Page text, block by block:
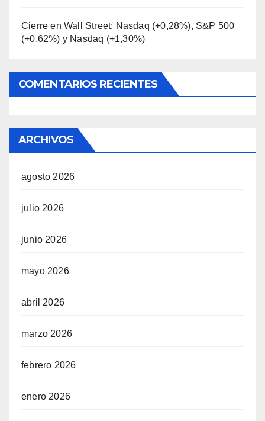
Cierre en Wall Street: Nasdaq (+0,28%), S&P 500
(+0,62%) y Nasdaq (+1,30%)
COMENTARIOS RECIENTES
ARCHIVOS
agosto 2026
julio 2026
junio 2026
mayo 2026
abril 2026
marzo 2026
febrero 2026
enero 2026